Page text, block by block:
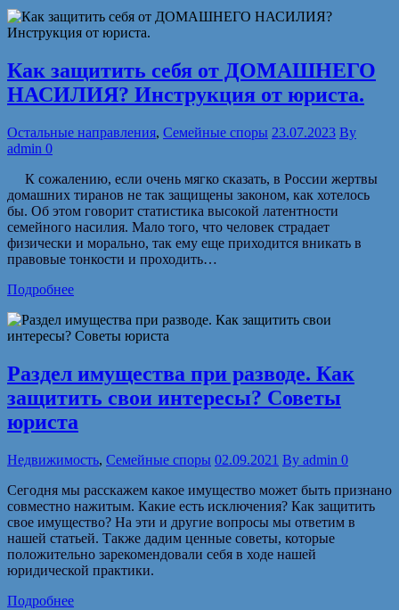
Как защитить себя от ДОМАШНЕГО
НАСИЛИЯ? Инструкция от юриста.
Остальные направления, Семейные споры 23.07.2023 By
admin 0
К сожалению, если очень мягко сказать, в России жертвы
домашних тиранов не так защищены законом, как хотелось
бы. Об этом говорит статистика высокой латентности
семейного насилия. Мало того, что человек страдает
физически и морально, так ему еще приходится вникать в
правовые тонкости и проходить…
Подробнее
Раздел имущества при разводе. Как
защитить свои интересы? Советы
юриста
Недвижимость, Семейные споры 02.09.2021 By admin 0
Сегодня мы расскажем какое имущество может быть признано
совместно нажитым. Какие есть исключения? Как защитить
свое имущество? На эти и другие вопросы мы ответим в
нашей статьей. Также дадим ценные советы, которые
положительно зарекомендовали себя в ходе нашей
юридической практики.
Подробнее